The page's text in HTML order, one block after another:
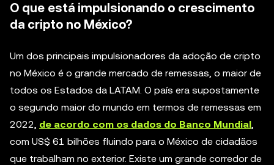
O que está impulsionando o crescimento
da cripto no México?
Um dos principais impulsionadores da adoção de cripto
no México é o grande mercado de remessas, o maior de
todos os Estados da LATAM. O país era supostamente
o segundo maior do mundo em termos de remessas em
2022, de acordo com os dados do Banco Mundial,
com US$ 61 bilhões fluindo para o México de cidadãos
que trabalham no exterior. Existe um grande corredor de